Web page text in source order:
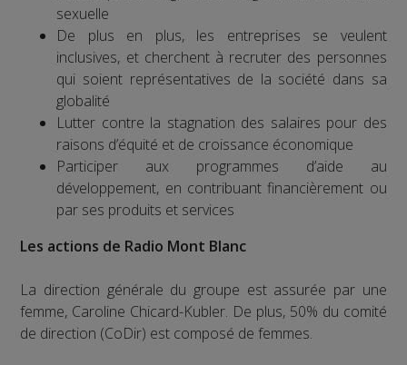
sexuelle
De plus en plus, les entreprises se veulent
inclusives, et cherchent à recruter des personnes
qui soient représentatives de la société dans sa
globalité
Lutter contre la stagnation des salaires pour des
raisons d’équité et de croissance économique
Participer aux programmes d’aide au
développement, en contribuant financièrement ou
par ses produits et services
Les actions de Radio Mont Blanc
La direction générale du groupe est assurée par une
femme, Caroline Chicard-Kubler. De plus, 50% du comité
de direction (CoDir) est composé de femmes.